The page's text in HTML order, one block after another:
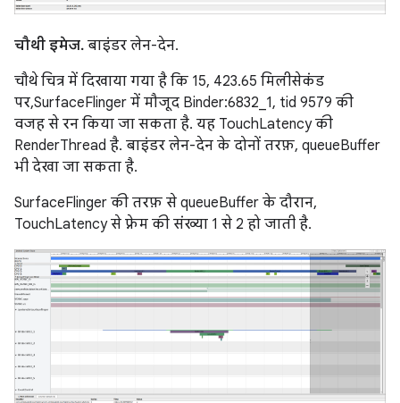
चौथी इमेज. बाइंडर लेन-देन.
चौथे चित्र में दिखाया गया है कि 15, 423.65 मिलीसेकंड
पर,SurfaceFlinger में मौजूद Binder:6832_1, tid 9579 की
वजह से रन किया जा सकता है. यह TouchLatency की
RenderThread है. बाइंडर लेन-देन के दोनों तरफ़, queueBuffer
भी देखा जा सकता है.
SurfaceFlinger की तरफ़ से queueBuffer के दौरान,
TouchLatency से फ़्रेम की संख्या 1 से 2 हो जाती है.